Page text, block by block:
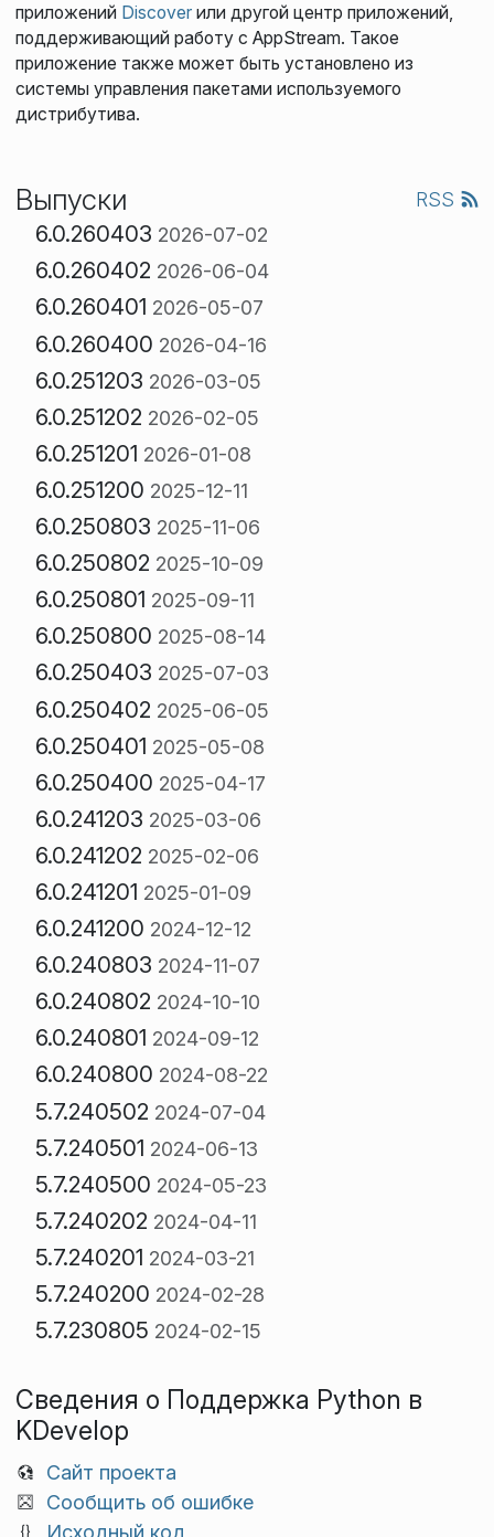
приложений Discoverили другой центр приложений,
поддерживающий работу с AppStream. Такое
приложение также может быть установлено из
системы управления пакетами используемого
дистрибутива.
Выпуски RSS
6.0.260403 2026-07-02
6.0.260402 2026-06-04
6.0.260401 2026-05-07
6.0.260400 2026-04-16
6.0.251203 2026-03-05
6.0.251202 2026-02-05
6.0.251201 2026-01-08
6.0.251200 2025-12-11
6.0.250803 2025-11-06
6.0.250802 2025-10-09
6.0.250801 2025-09-11
6.0.250800 2025-08-14
6.0.250403 2025-07-03
6.0.250402 2025-06-05
6.0.250401 2025-05-08
6.0.250400 2025-04-17
6.0.241203 2025-03-06
6.0.241202 2025-02-06
6.0.241201 2025-01-09
6.0.241200 2024-12-12
6.0.240803 2024-11-07
6.0.240802 2024-10-10
6.0.240801 2024-09-12
6.0.240800 2024-08-22
5.7.240502 2024-07-04
5.7.240501 2024-06-13
5.7.240500 2024-05-23
5.7.240202 2024-04-11
5.7.240201 2024-03-21
5.7.240200 2024-02-28
5.7.230805 2024-02-15
Сведения о Поддержка Python в
KDevelop
Сайт проекта
Сообщить об ошибке
Исходный код